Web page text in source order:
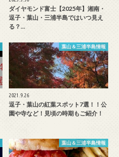
ダイヤモンド富士【2025年】湘南・
逗子・葉山・三浦半島ではいつ見え
る？…
葉山＆三浦半島情報
2021.9.26
逗子・葉山の紅葉スポット7選！！公
園や寺など！見頃の時期もご紹介！
葉山＆三浦半島情報